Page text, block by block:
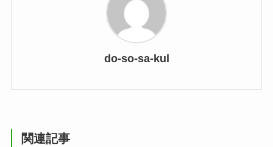
do-so-sa-kul
関連記事